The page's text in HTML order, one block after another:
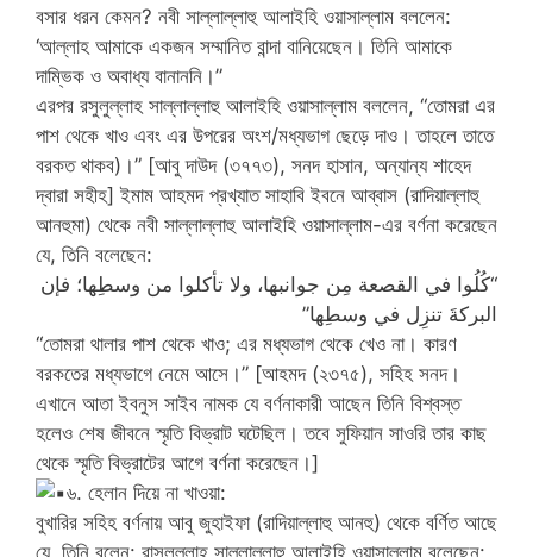
বসার ধরন কেমন? নবী সাল্লাল্লাহু আলাইহি ওয়াসাল্লাম বললেন:
‘আল্লাহ আমাকে একজন সম্মানিত বান্দা বানিয়েছেন। তিনি আমাকে
দাম্ভিক ও অবাধ্য বানাননি।”
এরপর রসুলুল্লাহ সাল্লাল্লাহু আলাইহি ওয়াসাল্লাম বললেন, “তোমরা এর
পাশ থেকে খাও এবং এর উপরের অংশ/মধ্যভাগ ছেড়ে দাও।‌ তাহলে তাতে
বরকত থাকব)।” [আবু দাউদ (৩৭৭৩), সনদ হাসান, অন্যান্য শাহেদ
দ্বারা সহীহ] ইমাম আহমদ প্রখ্যাত সাহাবি ইবনে আব্বাস (রাদিয়াল্লাহু
আনহুমা) থেকে নবী সাল্লাল্লাহু আলাইহি ওয়াসাল্লাম-এর বর্ণনা করেছেন
যে, তিনি বলেছেন:
“كُلُوا في القصعة مِن جوانبها، ولا تأكلوا من وسطِها؛ فإن
البركةَ تنزِل في وسطِها”
“তোমরা থালার পাশ থেকে খাও; এর মধ্যভাগ থেকে খেও না। কারণ
বরকতের মধ্যভাগে নেমে আসে।” [আহমদ (২৩৭৫), সহিহ সনদ।
এখানে আতা ইবনুস সাইব নামক যে বর্ণনাকারী আছেন তিনি বিশ্বস্ত
হলেও শেষ জীবনে স্মৃতি বিভ্রাট ঘটেছিল। তবে সুফিয়ান সাওরি তার কাছ
থেকে স্মৃতি বিভ্রাটের আগে বর্ণনা করেছেন।]
৬. হেলান দিয়ে না খাওয়া:
বুখারির সহিহ বর্ণনায় আবু জুহাইফা (রাদিয়াল্লাহু আনহু) থেকে বর্ণিত আছে
যে, তিনি বলেন: রাসূলুল্লাহ সাল্লাল্লাহু আলাইহি ওয়াসাল্লাম বলেছেন: